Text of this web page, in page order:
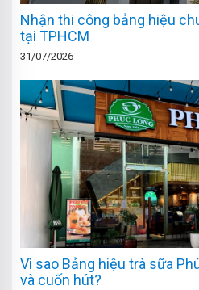
Nhận thi công bảng hiệu
tại TPHCM
31/07/2026
Vì sao Bảng hiệu trà sữa
và cuốn hút?